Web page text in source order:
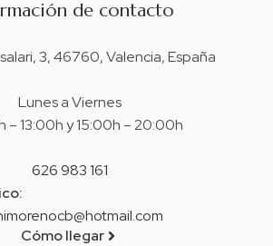
de contacto
3, 46760, Valencia, España
Lunes a Viernes
– 13:00h y 15:00h – 20:00h
626 983 161
Cómo llegar